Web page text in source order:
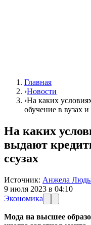
Главная
›Новости
›На каких
обучение в вузах и
На каких
выдают
ссузах
Источник: Анжела
9 июля 2023 в 04:10
Экономика
Мода на высшее